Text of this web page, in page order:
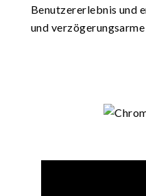
Benutzererlebnis und
und